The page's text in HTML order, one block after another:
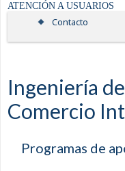
ATENCIÓN A USUARIOS
Contacto
Ingeniería
Comercio
Programas de